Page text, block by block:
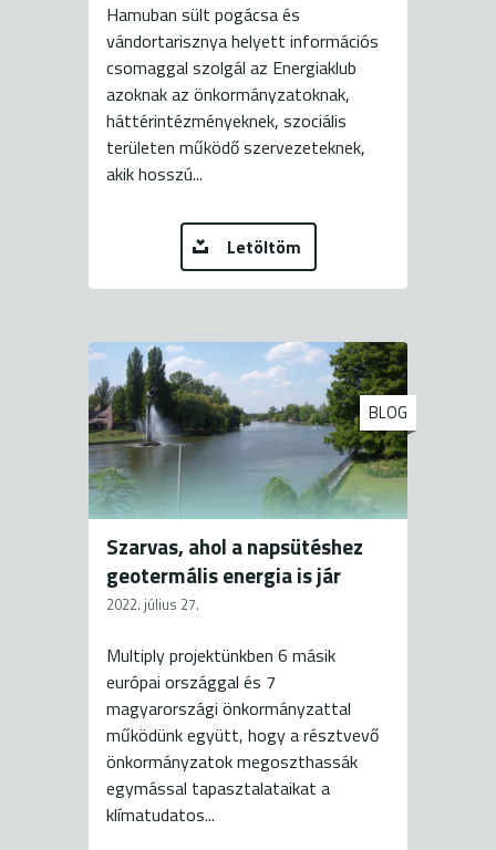
Hamuban sült pogácsa és
vándortarisznya helyett információs
csomaggal szolgál az Energiaklub
azoknak az önkormányzatoknak,
háttérintézményeknek, szociális
területen működő szervezeteknek,
akik hosszú...
Letöltöm
BLOG
Szarvas, ahol a napsütéshez
geotermális energia is jár
2022. július 27.
Multiply projektünkben 6 másik
európai országgal és 7
magyarországi önkormányzattal
működünk együtt, hogy a résztvevő
önkormányzatok megoszthassák
egymással tapasztalataikat a
klímatudatos...